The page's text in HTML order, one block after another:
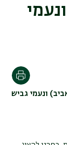
ונעמי גביש